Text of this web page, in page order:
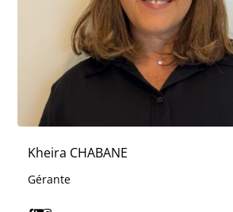
Kheira CHABANE
Gérante